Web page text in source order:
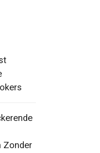
Zonder